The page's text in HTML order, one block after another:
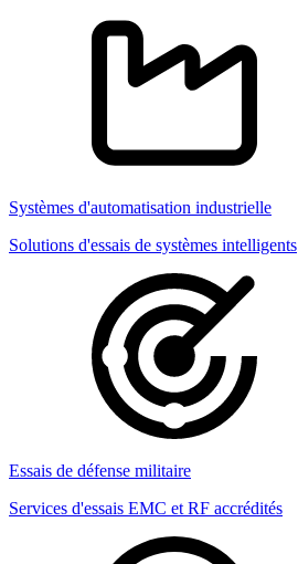
Systèmes d'automatisation industrielle
Solutions d'essais de systèmes intelligents
Essais de défense militaire
Services d'essais EMC et RF accrédités